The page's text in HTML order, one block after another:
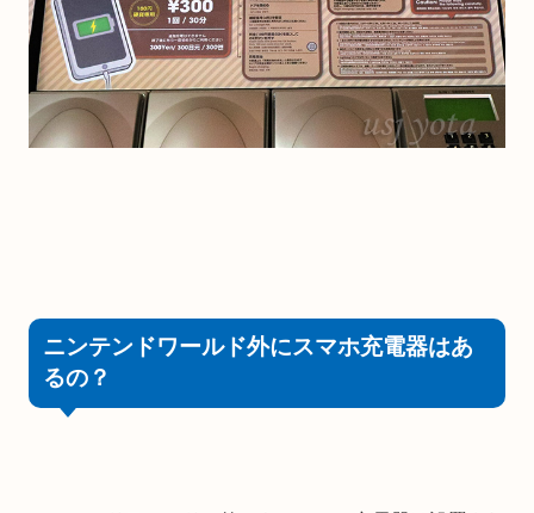
ニンテンドワールド外にスマホ充電器はあ
るの？